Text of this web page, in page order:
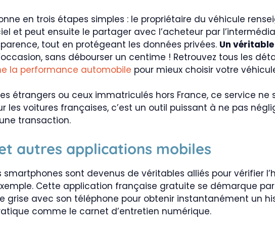
en trois étapes simples : le propriétaire du véhicule
et peut ensuite le partager avec l’acheteur par
tout en protégeant les données privées. Un
sans débourser un centime ! Retrouvez tous les
la performance automobile pour mieux choisir votre
étrangers ou ceux immatriculés hors France, ce service
les voitures françaises, c’est un outil puissant à ne pas
transaction.
autres applications mobiles
smartphones sont devenus de véritables alliés pour vérifier
Cette application française gratuite se démarque
grise avec son téléphone pour obtenir instantanément un
comme le carnet d’entretien numérique.